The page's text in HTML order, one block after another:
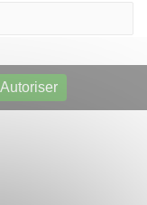
Autoriser